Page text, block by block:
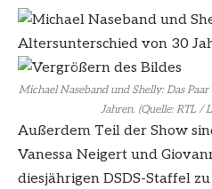
Michael Naseband und Shelly: Das
Jahren. (Quelle: RTL /
Außerdem Teil der Show
Vanessa Neigert und
diesjährigen DSDS-Staffel